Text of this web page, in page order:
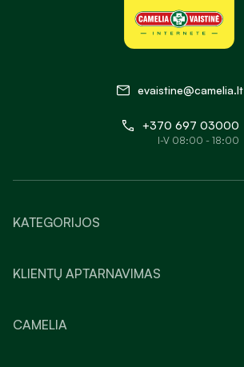
evaistine@camelia.lt
+370 697 03000
I-V 08:00 - 18:00
KATEGORIJOS
KLIENTŲ APTARNAVIMAS
CAMELIA